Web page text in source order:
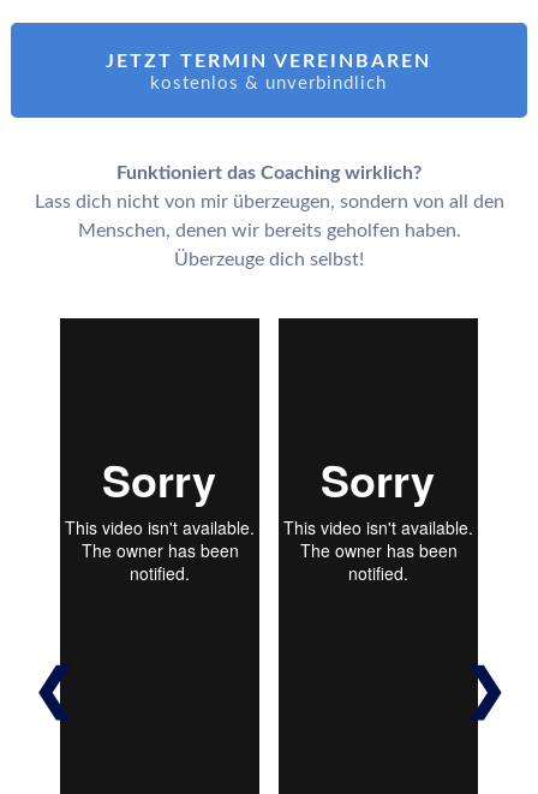
JETZT TERMIN VEREINBAREN
kostenlos & unverbindlich
Funktioniert das Coaching wirklich?
Lass dich nicht von mir überzeugen, sondern von all den
Menschen, denen wir bereits geholfen haben.
Überzeuge dich selbst!
❮ ❯